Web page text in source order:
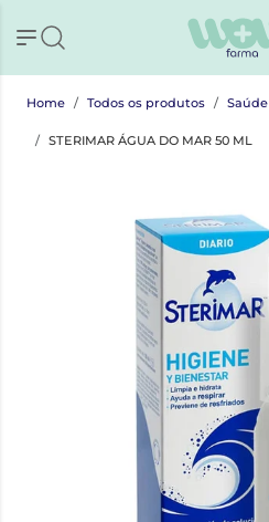
Home Todos os produtos Saúde
STERIMAR ÁGUA DO MAR 50 ML